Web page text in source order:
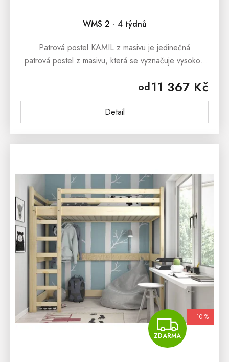
WMS 2 - 4 týdnů
od11 367 Kč
Detail
Patrová postel KAMIL z masivu je jedinečná
patrová postel z masivu, která se vyznačuje vysokou
používat děti,...
ZDARMA
–10 %